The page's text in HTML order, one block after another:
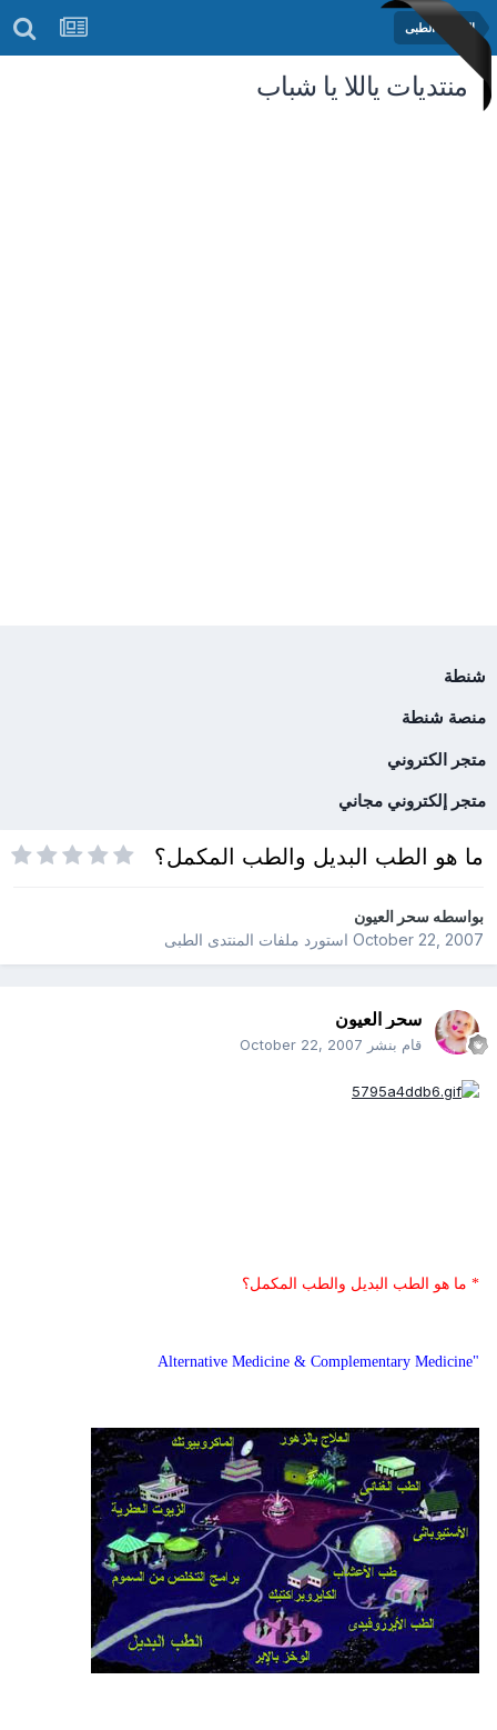
المنتدى الطبى
منتديات ياللا يا شباب
شنطة
منصة شنطة
متجر الكتروني
متجر إلكتروني مجاني
ما هو الطب البديل والطب المكمل؟
بواسطهسحر العيون
October 22, 2007استورد ملفات المنتدى الطبى
سحر العيون
قام بنشر October 22, 2007
* ما هو الطب البديل والطب المكمل؟